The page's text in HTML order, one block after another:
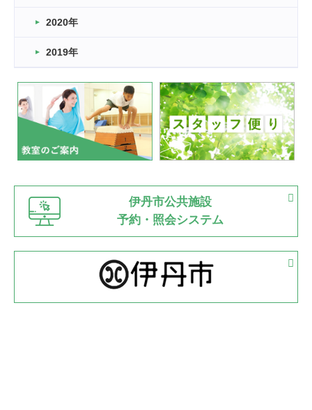
2022.11.03
緑ケ丘体育館
いたっぼーる大会☆彡
緑ケ丘体育館
2022.07.03
市内総合体育大会が開始
緑ケ丘体育館 猪名川運動広場
古池運動広場
2022.06.12
県知事杯争奪バレーボール大会が開催
緑ケ丘体育館
2022.05.05
体育協会長杯 バドミントン競技の部
2022.05.22
2020年
2019年
伊丹市公共施設
予約・照会システム